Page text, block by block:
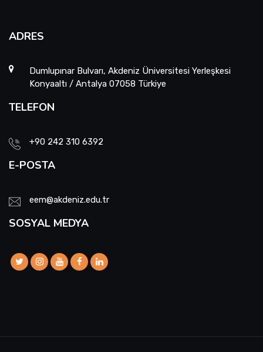
ADRES
Dumlupınar Bulvarı, Akdeniz Üniversitesi Yerleşkesi
Konyaaltı / Antalya 07058 Türkiye
TELEFON
+90 242 310 6392
E-POSTA
eem@akdeniz.edu.tr
SOSYAL MEDYA